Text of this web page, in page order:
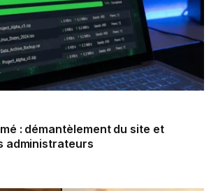
: démantèlement du site et
administrateurs